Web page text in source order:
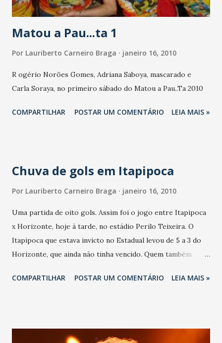
Matou a Pau...ta 1
Por Lauriberto Carneiro Braga janeiro 16, 2010
R ogério Norões Gomes, Adriana Saboya, mascarado e
Carla Soraya, no primeiro sábado do Matou a Pau..Ta 2010
COMPARTILHAR POSTAR UM COMENTÁRIO LEIA MAIS »
Chuva de gols em Itapipoca
Por Lauriberto Carneiro Braga janeiro 16, 2010
Uma partida de oito gols. Assim foi o jogo entre Itapipoca
x Horizonte, hoje à tarde, no estádio Perilo Teixeira. O
Itapipoca que estava invicto no Estadual levou de 5 a 3 do
Horizonte, que ainda não tinha vencido. Quem também
a liderança, com cinco pontos, é o Ferroviário, que fez 2 a 1,
Guarani de Juazeiro.
COMPARTILHAR POSTAR UM COMENTÁRIO LEIA MAIS »